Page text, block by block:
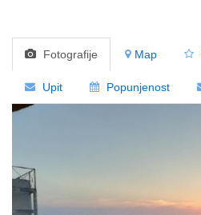
Fotografije Map
Upit Popunjenost